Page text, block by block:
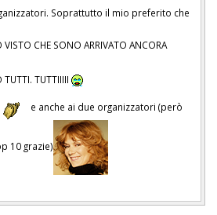
Soprattutto il mio preferito che
VISTO CHE SONO ARRIVATO ANCORA
TUTTI. TUTTIIIII
e anche ai due organizzatori (però
10 grazie)